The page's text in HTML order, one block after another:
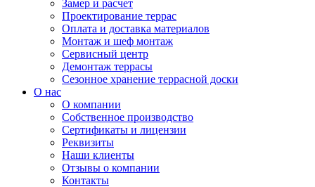
Замер и расчет
Проектирование террас
Оплата и доставка материалов
Монтаж и шеф монтаж
Сервисный центр
Демонтаж террасы
Сезонное хранение террасной доски
О нас
О компании
Собственное производство
Сертификаты и лицензии
Реквизиты
Наши клиенты
Отзывы о компании
Контакты